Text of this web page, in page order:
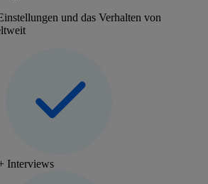
und das Verhalten von
Interviews